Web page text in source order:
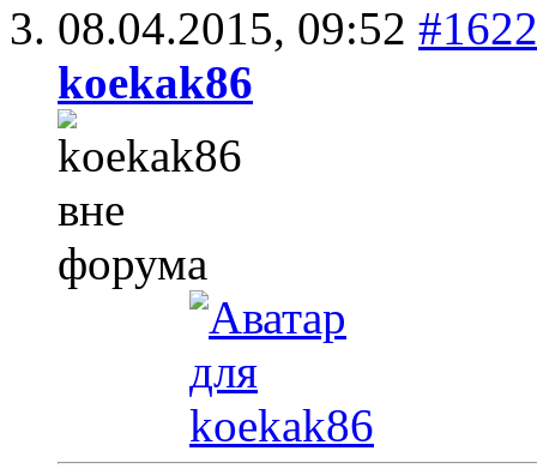
08.04.2015, 09:52 #1622
koekak86